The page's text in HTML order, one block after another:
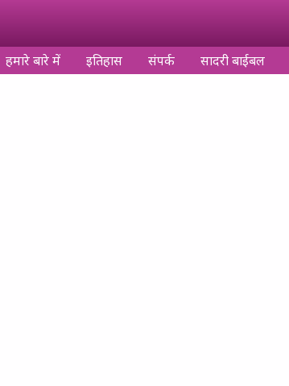
हमारे बारे में इतिहास संपर्क सादरी बाईबल